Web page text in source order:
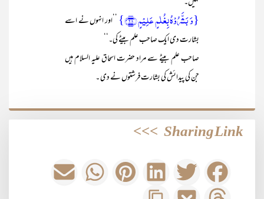
{وَ بَشَّرُوۡہُ بِغُلٰمٍ عَلِیۡمٍ ﴿۲۸﴾}
’’اور انہوں نے اسے
بشارت دی ایک صاحب علم بیٹے کی۔‘‘
صاحب علم بیٹے سے مراد حضرت اسحاق علیہ السلام ہیں
جن کی پیدائش کی بشارت فرشتوں نے دی ۔
Sharing Link
>>>